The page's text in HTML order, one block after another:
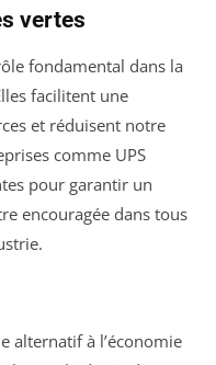
vertes
fondamental dans la
facilitent une
et réduisent notre
comme UPS
pour garantir un
encouragée dans tous
alternatif à l’économie